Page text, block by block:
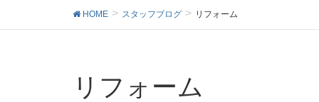
HOME スタッフブログ リフォーム
リフォーム